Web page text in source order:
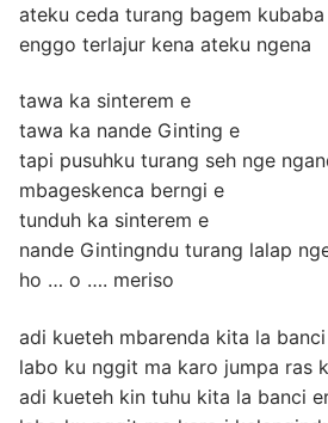
ateku ceda turang bagem kubaba
enggo terlajur kena ateku ngena
tawa ka sinterem e
tawa ka nande Ginting e
tapi pusuhku turang seh nge
mbageskenca berngi e
tunduh ka sinterem e
nande Gintingndu turang lalap
ho … o …. meriso
adi kueteh mbarenda kita la
labo ku nggit ma karo jumpa ras
adi kueteh kin tuhu kita la banci